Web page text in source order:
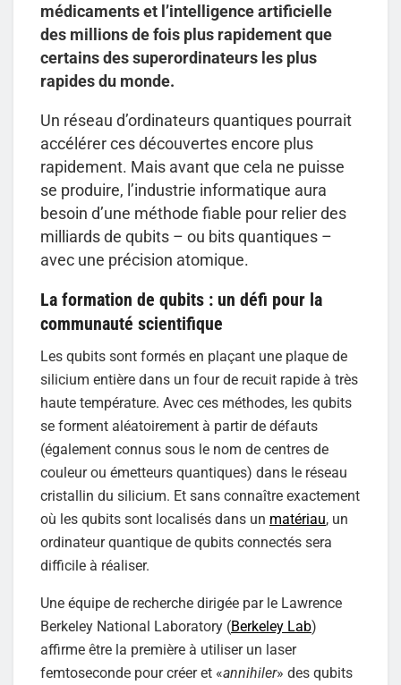
médicaments et l’intelligence artificielle
des millions de fois plus rapidement que
certains des superordinateurs les plus
rapides du monde.
Un réseau d’ordinateurs quantiques pourrait
accélérer ces découvertes encore plus
rapidement. Mais avant que cela ne puisse
se produire, l’industrie informatique aura
besoin d’une méthode fiable pour relier des
milliards de qubits – ou bits quantiques –
avec une précision atomique.
La formation de qubits : un défi pour la
communauté scientifique
Les qubits sont formés en plaçant une plaque de
silicium entière dans un four de recuit rapide à très
haute température. Avec ces méthodes, les qubits
se forment aléatoirement à partir de défauts
(également connus sous le nom de centres de
couleur ou émetteurs quantiques) dans le réseau
cristallin du silicium. Et sans connaître exactement
où les qubits sont localisés dans un matériau, un
ordinateur quantique de qubits connectés sera
difficile à réaliser.
Une équipe de recherche dirigée par le Lawrence
Berkeley National Laboratory (Berkeley Lab)
affirme être la première à utiliser un laser
femtoseconde pour créer et «annihiler» des qubits